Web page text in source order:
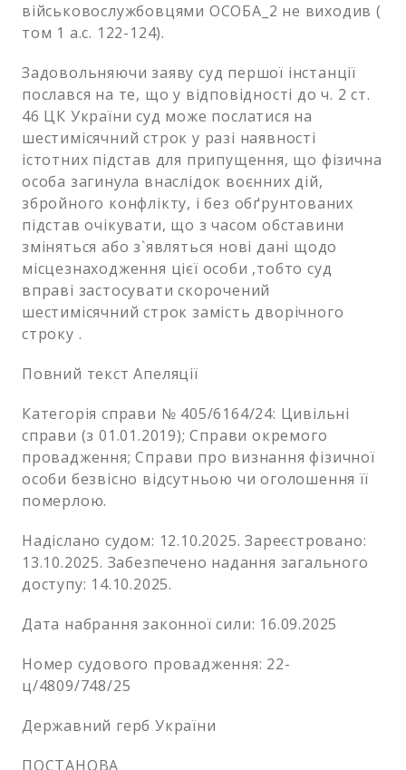
військовослужбовцями ОСОБА_2 не виходив (
том 1 а.с. 122-124).
Задовольняючи заяву суд першої інстанції
послався на те, що у відповідності до ч. 2 ст.
46 ЦК України суд може послатися на
шестимісячний строк у разі наявності
істотних підстав для припущення, що фізична
особа загинула внаслідок воєнних дій,
збройного конфлікту, і без обґрунтованих
підстав очікувати, що з часом обставини
зміняться або з`являться нові дані щодо
місцезнаходження цієї особи ,тобто суд
вправі застосувати скорочений
шестимісячний строк замість дворічного
строку .
Повний текст Апеляції
Категорія справи № 405/6164/24: Цивільні
справи (з 01.01.2019); Справи окремого
провадження; Справи про визнання фізичної
особи безвісно відсутньою чи оголошення її
померлою.
Надіслано судом: 12.10.2025. Зареєстровано:
13.10.2025. Забезпечено надання загального
доступу: 14.10.2025.
Дата набрання законної сили: 16.09.2025
Номер судового провадження: 22-
ц/4809/748/25
Державний герб України
ПОСТАНОВА